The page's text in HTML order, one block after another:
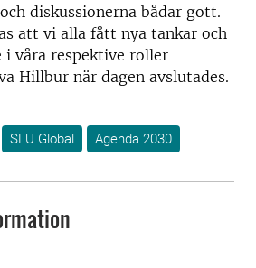
diskussionerna bådar gott.
att vi alla fått nya tankar och
våra respektive roller
Hillbur när dagen avslutades.
SLU Global Agenda 2030